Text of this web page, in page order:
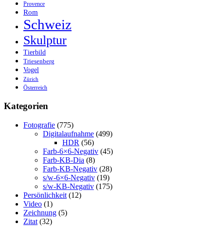
Provence
Rom
Schweiz
Skulptur
Tierbild
Triesenberg
Vogel
Zürich
Österreich
Kategorien
Fotografie (775)
Digitalaufnahme (499)
HDR (56)
Farb-6×6-Negativ (45)
Farb-KB-Dia (8)
Farb-KB-Negativ (28)
s/w-6×6-Negativ (19)
s/w-KB-Negativ (175)
Persönlichkeit (12)
Video (1)
Zeichnung (5)
Zitat (32)